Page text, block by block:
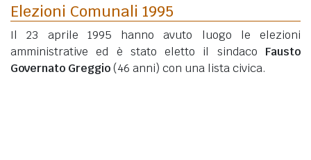
Elezioni Comunali 1995
Il 23 aprile 1995 hanno avuto luogo le elezioni
amministrative ed è stato eletto il sindaco Fausto
Governato Greggio(46 anni) con una lista civica.